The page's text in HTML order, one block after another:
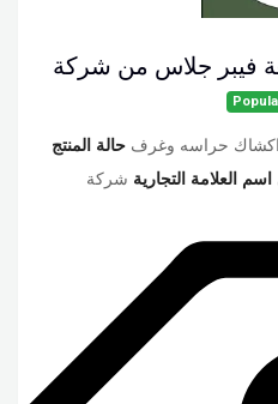
فيبر جلاس من شركة
اكشاك حراسه وغرف حالة المنتج
اسم العلامة التجارية شركة